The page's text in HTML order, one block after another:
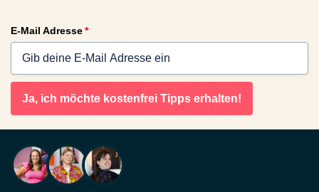
E-Mail Adresse*
Ja, ich möchte kostenfrei Tipps erhalten!